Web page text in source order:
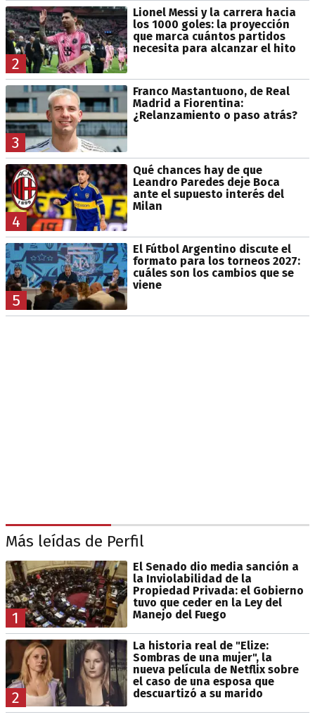
2
Lionel Messi y la carrera hacia
los 1000 goles: la proyección
que marca cuántos partidos
necesita para alcanzar el hito
3
Franco Mastantuono, de Real
Madrid a Fiorentina:
¿Relanzamiento o paso atrás?
4
Qué chances hay de que
Leandro Paredes deje Boca
ante el supuesto interés del
Milan
5
El Fútbol Argentino discute el
formato para los torneos 2027:
cuáles son los cambios que se
viene
Más leídas de Perfil
1
El Senado dio media sanción a
la Inviolabilidad de la
Propiedad Privada: el Gobierno
tuvo que ceder en la Ley del
Manejo del Fuego
2
La historia real de "Elize:
Sombras de una mujer", la
nueva película de Netflix sobre
el caso de una esposa que
descuartizó a su marido